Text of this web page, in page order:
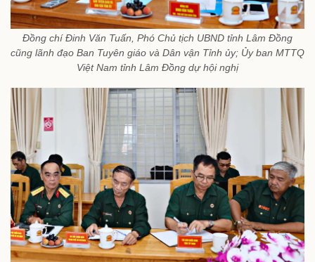
Đồng chí Đinh Văn Tuấn, Phó Chủ tịch UBND tỉnh Lâm Đồng
cũng lãnh đạo Ban Tuyên giáo và Dân vận Tỉnh ủy; Ủy ban MTTQ
Việt Nam tỉnh Lâm Đồng dự hội nghị